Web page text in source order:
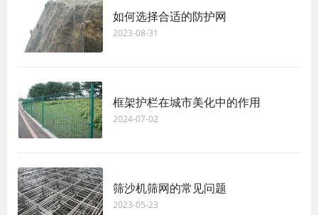
如何选择合适的防护网
2023-08-31
框架护栏在城市美化中的作用
2024-07-02
筛沙机筛网的常见问题
2023-05-23